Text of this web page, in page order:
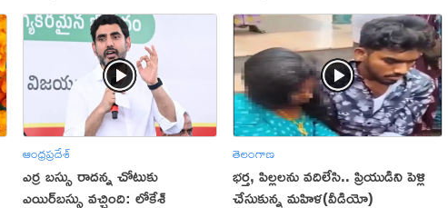
ఆంధ్రప్రదేశ్
ఎర్ర బస్సు రాదన్న చోటుకు
ఎయిర్‌బస్సు వచ్చింది: లోకేశ్‌
తెలంగాణ
భర్త, పిల్లలను వదిలేసి.. ప్రియుడిని పెళ్లి
చేసుకున్న మహిళ(వీడియో)